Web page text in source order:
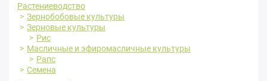
Растениеводство
Зернобобовые культуры
Зерновые культуры
Рис
Масличные и эфиромасличные культуры
Рапс
Семена